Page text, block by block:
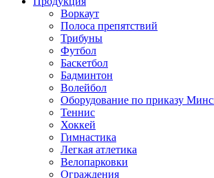
Воркаут
Полоса препятствий
Трибуны
Футбол
Баскетбол
Бадминтон
Волейбол
Оборудование по приказу
Теннис
Хоккей
Гимнастика
Легкая атлетика
Велопарковки
Ограждения